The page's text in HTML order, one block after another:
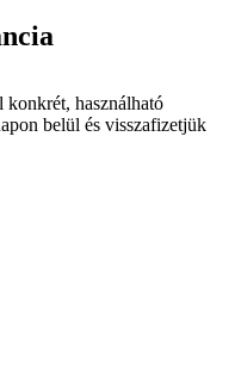
konkrét, használható
belül és visszafizetjük